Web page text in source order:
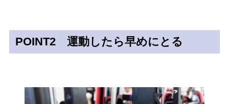
POINT2 運動したら早めにとる